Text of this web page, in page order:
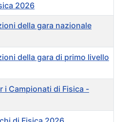
2026
della gara nazionale
della gara di primo livello
i Campionati di Fisica -